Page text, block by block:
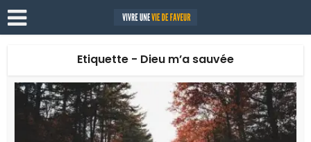
Etiquette - Dieu m’a sauvée